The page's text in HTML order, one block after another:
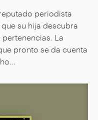
periodista
su hija descubra
La
pronto se da cuenta